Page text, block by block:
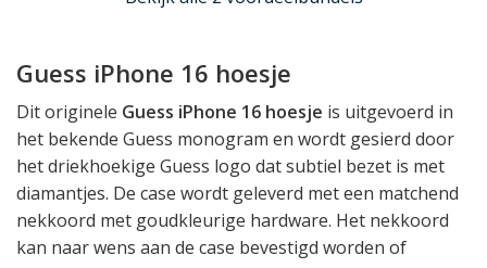
Guess iPhone 16 hoesje
Dit originele Guess iPhone 16 hoesje is uitgevoerd in
het bekende Guess monogram en wordt gesierd door
het driekhoekige Guess logo dat subtiel bezet is met
diamantjes. De case wordt geleverd met een matchend
nekkoord met goudkleurige hardware. Het nekkoord
kan naar wens aan de case bevestigd worden of